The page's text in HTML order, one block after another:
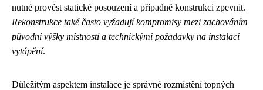
nutné provést statické posouzení a případně konstrukci zpevnit.
Rekonstrukce také často vyžadují kompromisy mezi zachováním
původní výšky místností a technickými požadavky na instalaci
vytápění.
Důležitým aspektem instalace je správné rozmístění topných